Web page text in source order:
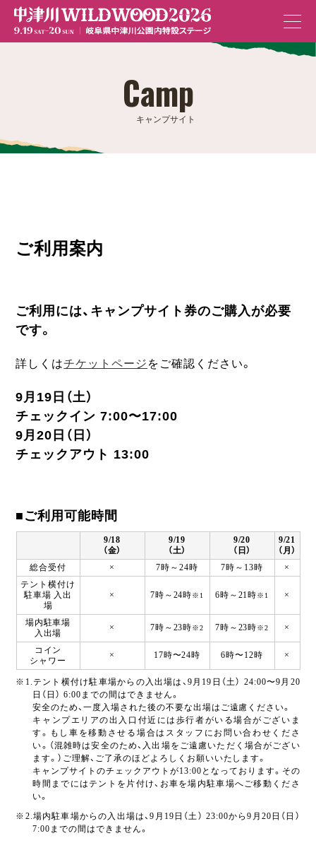
Camp
キャンプサイト
ご利用案内
ご利用には、キャンプサイト券のご購入が必要
です。
詳しくはチケットページ をご確認ください。
9月19日（土）
チェックイン 7:00〜17:00
9月20日（日）
チェックアウト 13:00
■ご利用可能時間
9/18
（金）
9/19
（土）
9/20
（日）
9/21
（月）
総合受付
× 7時～24時 7時～13時
×
テント横付け
駐車場 入出
場
× 7時～24時※1 6時～21時※1 ×
場内駐車場
入出場
× 7時～23時※2 7時～23時※2 ×
コイン
シャワー
× 17時〜24時 6時〜12時 ×
※1.テント横付け駐車場からの入出場は、9月19日（土） 24:00〜9月20
日（日） 6:00までの間はできません。
安全のため、一度入場された後の不要な出場はご遠慮ください。
キャンプエリアの出入口付近には歩行者がいる場合がございま
す。もし車を移動させる場合はスタッフにお問い合わせくださ
い。（混雑時は安全のため、入出場をご遠慮いただく場合がござい
ます。）ご理解、ご了承のほどよろしくお願いいたします。
キャンプサイトのチェックアウトが13:00となっております。その
時間までにはテントを片付け、お車を場内駐車場へご移動くださ
い。
※2.場内駐車場からの入出場は、9月19日（土） 23:00から9月20日（日）
7:00までの間はできません。